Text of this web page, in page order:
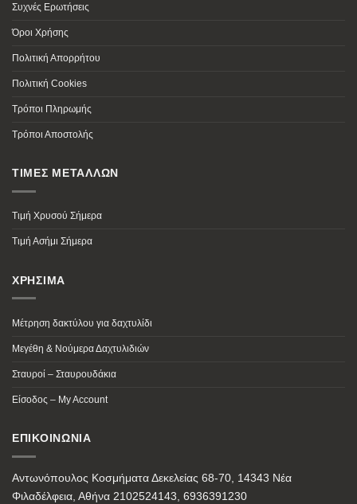
Συχνές Ερωτήσεις
Όροι Χρήσης
Πολιτική Απορρήτου
Πολιτική Cookies
Τρόποι Πληρωμής
Τρόποι Αποστολής
ΤΙΜΕΣ ΜΕΤΑΛΛΩΝ
Τιμή Χρυσού Σήμερα
Τιμή Ασήμι Σήμερα
ΧΡΗΣΙΜΑ
Μέτρηση δακτύλου για δαχτυλίδι
Μεγέθη & Νούμερα Δαχτυλιδιών
Σταυροί – Σταυρουδάκια
Είσοδος – My Account
ΕΠΙΚΟΙΝΩΝΙΑ
Αντωνόπουλος Κοσμήματα Δεκελείας 68-70, 14343 Νέα
Φιλαδέλφεια, Αθήνα 2102524143, 6936391230